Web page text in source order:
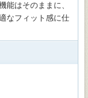
能はそのままに、
なフィット感に仕